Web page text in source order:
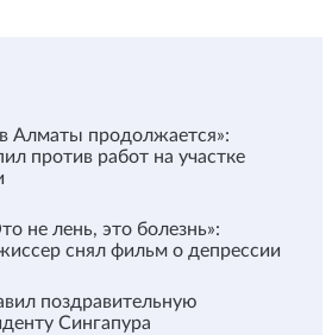
Алматы продолжается»:
против работ на участке
не лень, это болезнь»:
снял фильм о депрессии
поздравительную
Сингапура